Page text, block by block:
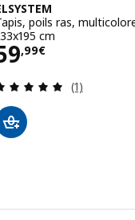
poils ras,
cm
,99€
59,99€
Révision:
(1)